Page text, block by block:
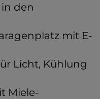
den
mit E-
Licht, Kühlung
Miele-